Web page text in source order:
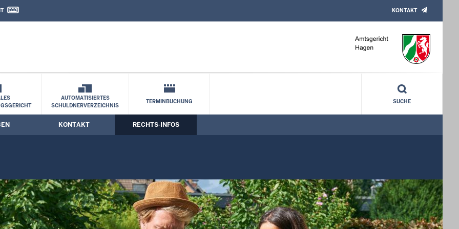
Kontaktformular
KONTAKT
AUTOMATISIERTES
SCHULDNERVERZEICHNIS
TERMINBUCHUNG SUCHE
KONTAKT RECHTS-INFOS